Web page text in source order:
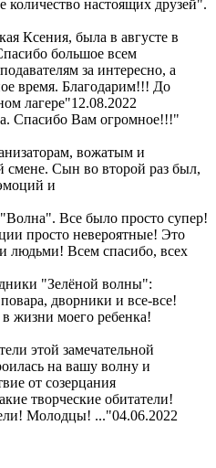
настоящих друзей".
Ксения, была в августе в
большое всем
за интересно, а
время. Благодарим!!! До
лагере"12.08.2022
Спасибо Вам огромное!!!"
вожатым и
Сын во второй раз был,
и
Все было просто супер!
просто невероятные! Это
людьми! Всем спасибо, всех
"Зелёной волны":
дворники и все-все!
жизни моего ребенка!
этой замечательной
на вашу волну и
от созерцания
творческие обитатели!
Молодцы! ..."04.06.2022